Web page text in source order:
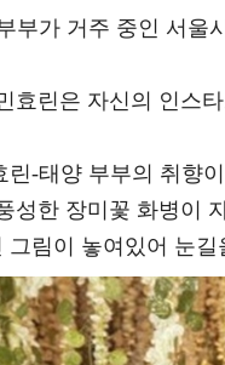
부가 거주 중인 서울
효린은 자신의 인스
린-태양 부부의 취향
성한 장미꽃 화병이
그림이 놓여있어 눈길